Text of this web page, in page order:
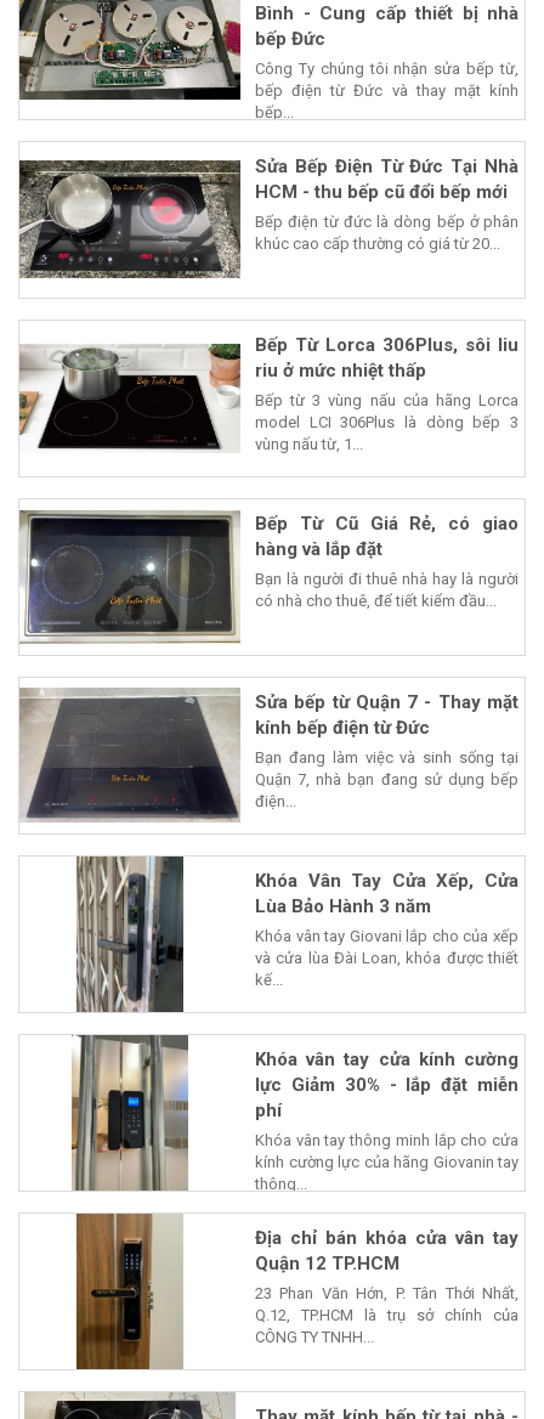
Bình - Cung cấp thiết bị nhà
bếp Đức
Công Ty chúng tôi nhận sửa bếp từ,
bếp điện từ Đức và thay mặt kính
bếp...
Sửa Bếp Điện Từ Đức Tại Nhà
HCM - thu bếp cũ đổi bếp mới
Bếp điện từ đức là dòng bếp ở phân
khúc cao cấp thường có giá từ 20...
Bếp Từ Lorca 306Plus, sôi liu
riu ở mức nhiệt thấp
Bếp từ 3 vùng nấu của hãng Lorca
model LCI 306Plus là dòng bếp 3
vùng nấu từ, 1...
Bếp Từ Cũ Giá Rẻ, có giao
hàng và lắp đặt
Bạn là người đi thuê nhà hay là người
có nhà cho thuê, để tiết kiểm đầu...
Sửa bếp từ Quận 7 - Thay mặt
kính bếp điện từ Đức
Bạn đang làm việc và sinh sống tại
Quận 7, nhà bạn đang sử dụng bếp
điện...
Khóa Vân Tay Cửa Xếp, Cửa
Lùa Bảo Hành 3 năm
Khóa vân tay Giovani lắp cho của xếp
và cửa lùa Đài Loan, khóa được thiết
kế...
Khóa vân tay cửa kính cường
lực Giảm 30% - lắp đặt miễn
phí
Khóa vân tay thông minh lắp cho cửa
kính cường lực của hãng Giovanin tay
thông...
Địa chỉ bán khóa cửa vân tay
Quận 12 TP.HCM
23 Phan Văn Hớn, P. Tân Thới Nhất,
Q.12, TP.HCM là trụ sở chính của
CÔNG TY TNHH...